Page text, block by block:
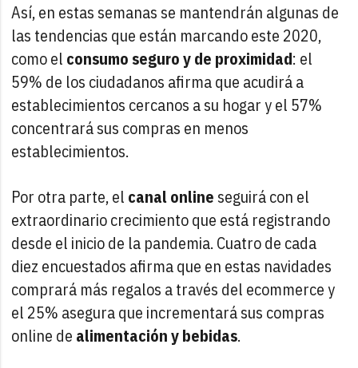
Así, en estas semanas se mantendrán algunas de
las tendencias que están marcando este 2020,
como el consumo seguro y de proximidad: el
59% de los ciudadanos afirma que acudirá a
establecimientos cercanos a su hogar y el 57%
concentrará sus compras en menos
establecimientos.
Por otra parte, el canal online seguirá con el
extraordinario crecimiento que está registrando
desde el inicio de la pandemia. Cuatro de cada
diez encuestados afirma que en estas navidades
comprará más regalos a través del ecommerce y
el 25% asegura que incrementará sus compras
online de alimentación y bebidas.